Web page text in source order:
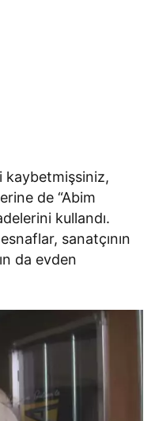
kaybetmişsiniz,
de “Abim
kullandı.
sanatçının
da evden